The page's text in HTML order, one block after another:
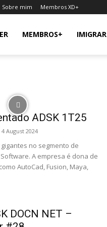
Sobre mim Membros XD+
MEMBROS+ IMIGRAR
ADSK 1T25
4 August 2024
no segmento de
A empresa é dona de
AutoCad, Fusion, Maya,
DOCN NET –